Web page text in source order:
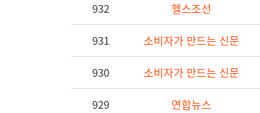
932 헬스조선
931 소비자가 만드는 신문
930 소비자가 만드는 신문
929 연합뉴스